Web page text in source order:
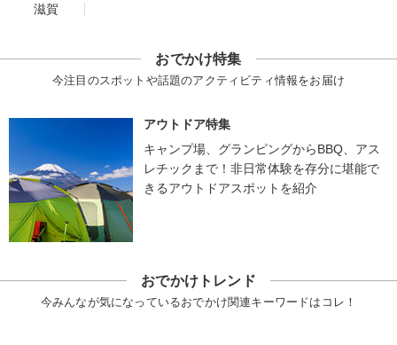
滋賀
おでかけ特集
今注目のスポットや話題のアクティビティ情報をお届け
アウトドア特集
キャンプ場、グランピングからBBQ、アス
レチックまで！非日常体験を存分に堪能で
きるアウトドアスポットを紹介
おでかけトレンド
今みんなが気になっているおでかけ関連キーワードはコレ！